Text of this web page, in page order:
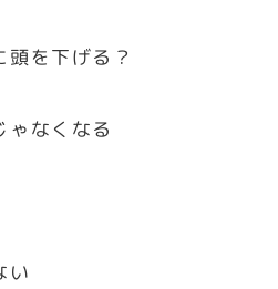
頭を下げる？
ゃなくなる
い